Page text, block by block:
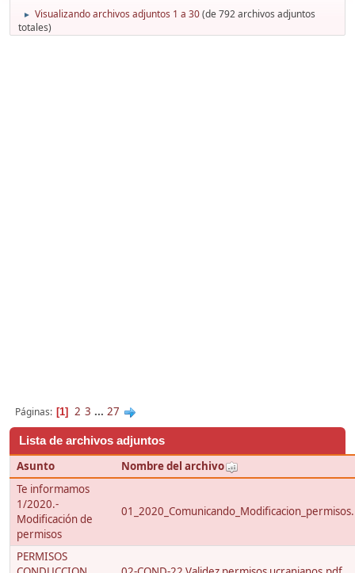
► Visualizando archivos adjuntos 1 a 30(de 792 archivos adjuntos
totales)
Páginas 1 2 3 ... 27
Lista de archivos adjuntos
Asunto
Nombre del archivo
Te informamos
1/2020.-
Modificación de
permisos
PERMISOS